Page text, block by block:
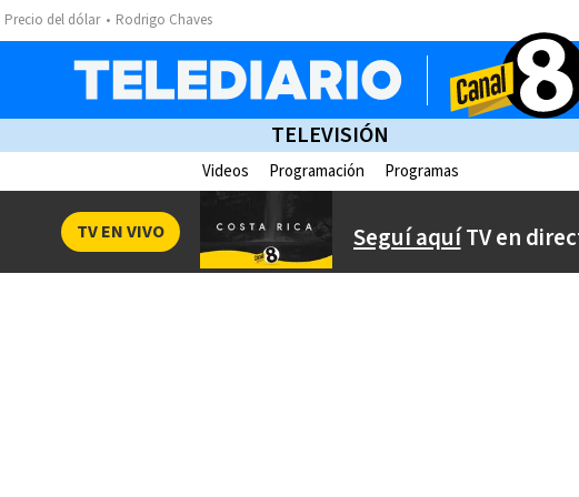
Precio del dólar Rodrigo Chaves
TELEVISIÓN
Videos Programación Programas
Seguí aquíTV en
TV EN VIVO